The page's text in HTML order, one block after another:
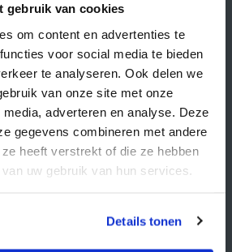
gebruik van cookies
om content en advertenties te
voor social media te bieden
te analyseren. Ook delen we
van onze site met onze
adverteren en analyse. Deze
gegevens combineren met andere
heeft verstrekt of die ze hebben
uw gebruik van hun services.
Details tonen